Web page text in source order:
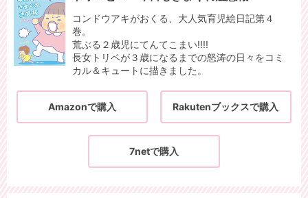
コンドウアキがおくる、大人気育児絵日記第４
巻。
荒ぶる２歳児にてんてこまい!!!!
長女トリペが３歳になるまでの怒涛の日々をコミ
カル＆キュートに描きました。
Amazonで購入 Rakutenブックスで購入
7netで購入